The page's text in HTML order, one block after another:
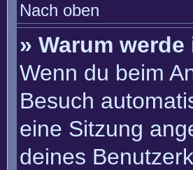
Nach oben
» Warum
Wenn du beim
Besuch
eine Sitzung
deines